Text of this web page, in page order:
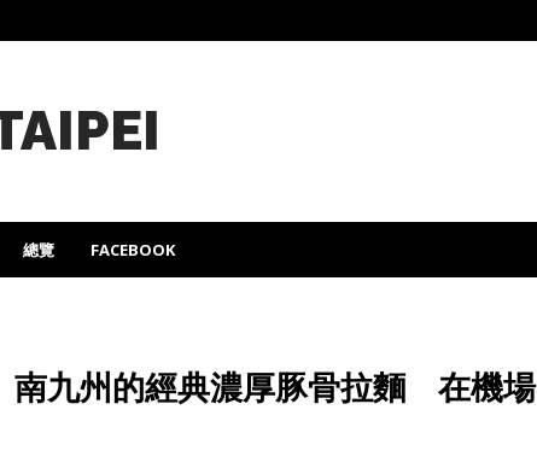
總覽 FACEBOOK
南九州的經典濃厚豚骨拉麵 在機場